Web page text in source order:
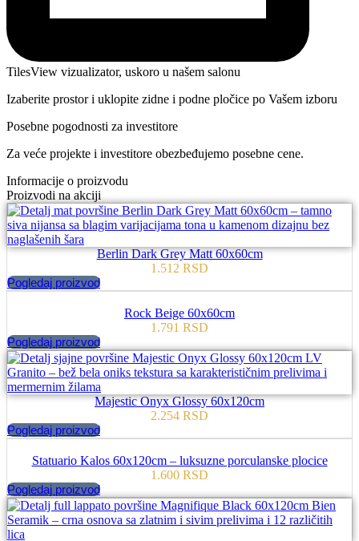
TilesView vizualizator, uskoro u našem salonu
Izaberite prostor i uklopite zidne i podne pločice po Vašem izboru
Posebne pogodnosti za investitore
Za veće projekte i investitore obezbeđujemo posebne cene.
Informacije o proizvodu
Proizvodi na akciji
Berlin Dark Grey Matt 60x60cm
1.512 RSD
Pogledaj proizvod
Rock Beige 60x60cm
1.791 RSD
Pogledaj proizvod
Majestic Onyx Glossy 60x120cm
2.254 RSD
Pogledaj proizvod
Statuario Kalos 60x120cm – luksuzne porculanske plocice
1.600 RSD
Pogledaj proizvod